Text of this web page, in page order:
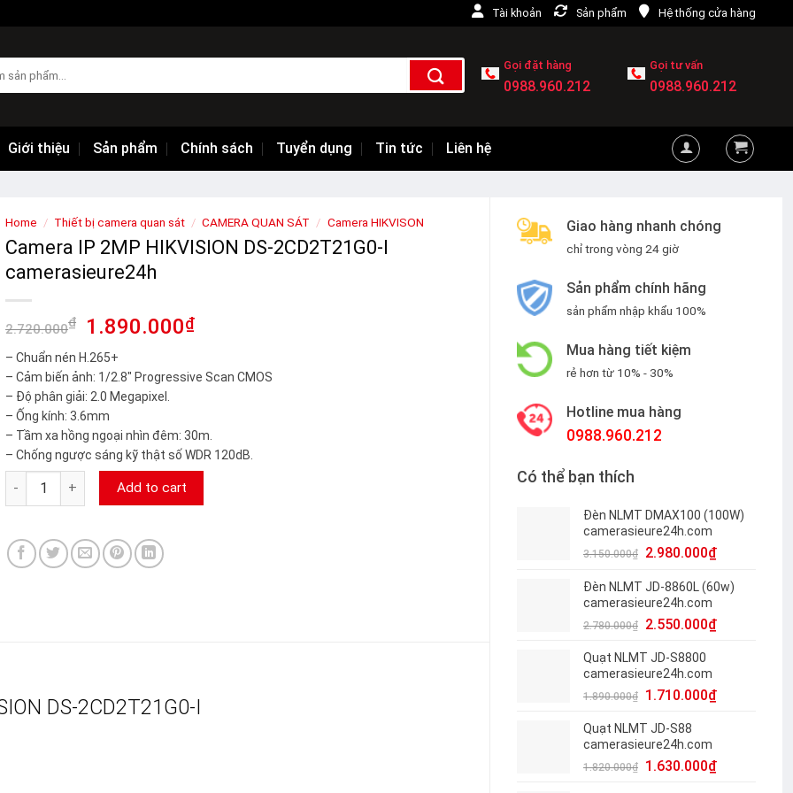
Tài khoản Sản phẩm Hệ thống cửa hàng
Gọi đặt hàng
0988.960.212
Gọi tư vấn
0988.960.212
Giới thiệu Sản phẩm Chính sách Tuyển dụng Tin tức Liên hệ
Giao hàng nhanh chóng
chỉ trong vòng 24 giờ
Sản phẩm chính hãng
sản phẩm nhập khẩu 100%
Mua hàng tiết kiệm
rẻ hơn từ 10% - 30%
Hotline mua hàng
0988.960.212
Có thể bạn thích
Đèn NLMT DMAX100 (100W)
camerasieure24h.com
3.150.000₫ 2.980.000₫
Đèn NLMT JD-8860L (60w)
camerasieure24h.com
2.780.000₫ 2.550.000₫
Quạt NLMT JD-S8800
camerasieure24h.com
1.890.000₫ 1.710.000₫
Quạt NLMT JD-S88
camerasieure24h.com
1.820.000₫ 1.630.000₫
Home / Thiết bị camera quan sát / CAMERA QUAN SÁT / Camera HIKVISON
Camera IP 2MP HIKVISION DS-2CD2T21G0-I
camerasieure24h
2.720.000₫ 1.890.000₫
– Chuẩn nén H.265+
– Cảm biến ảnh: 1/2.8″ Progressive Scan CMOS
– Độ phân giải: 2.0 Megapixel.
– Ống kính: 3.6mm
– Tầm xa hồng ngoại nhìn đêm: 30m.
– Chống ngược sáng kỹ thật số WDR 120dB.
Camera IP 2MP HIKVISION DS-2CD2T21G0-I camerasieure24h quantity
Add to cart
DS-2CD2T21G0-I